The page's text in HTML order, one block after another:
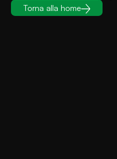
Torna alla home